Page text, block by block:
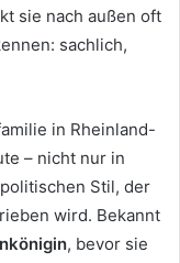
sie nach außen oft
sachlich,
in Rheinland-
– nicht nur in
Stil, der
wird. Bekannt
, bevor sie